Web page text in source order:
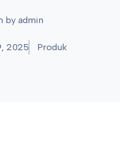
by admin
2025 Produk